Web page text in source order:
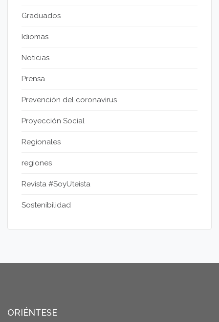
Graduados
Idiomas
Noticias
Prensa
Prevención del coronavirus
Proyección Social
Regionales
regiones
Revista #SoyUteista
Sostenibilidad
ORIÉNTESE